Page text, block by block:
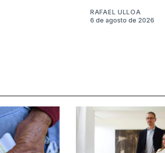
RAFAEL ULLOA
6 de agosto de 2026